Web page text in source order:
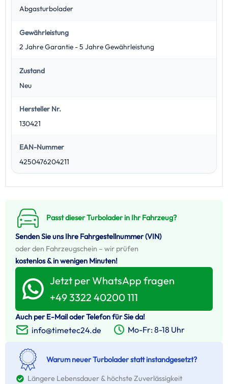
Abgasturbolader
Gewährleistung
2 Jahre Garantie - 5 Jahre Gewährleistung
Zustand
Neu
Hersteller Nr.
130421
EAN-Nummer
4250476204211
Passt dieser Turbolader in Ihr Fahrzeug?
Senden Sie uns Ihre Fahrgestellnummer (VIN)
oder den Fahrzeugschein – wir prüfen
kostenlos & in wenigen Minuten!
Jetzt per WhatsApp fragen
+49 3322 40200 111
Auch per E-Mail oder Telefon für Sie da!
info@timetec24.de Mo-Fr: 8-18 Uhr
Warum neuer Turbolader statt instandgesetzt?
Längere Lebensdauer & höchste Zuverlässigkeit